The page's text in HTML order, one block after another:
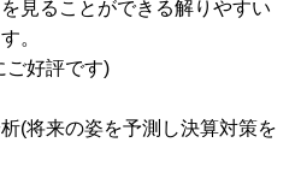
見ることができる解りやすい
。
ご好評です)
(将来の姿を予測し決算対策を